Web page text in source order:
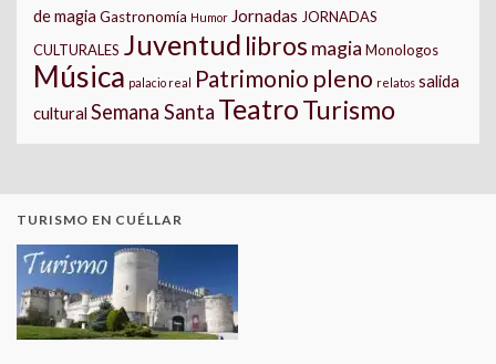
de magia Gastronomía Humor Jornadas JORNADAS
CULTURALES Juventud libros magia Monologos
Música palacio real Patrimonio pleno relatos salida
cultural Semana Santa TeatroTurismo
TURISMO EN CUÉLLAR